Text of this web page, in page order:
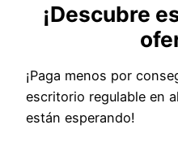
¡Descubre
¡Paga menos por
escritorio regulable en
están esperando!